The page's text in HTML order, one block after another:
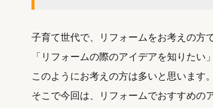
子育て世代で、リフォームをお考えの方
「リフォームの際のアイデアを知りたい
このようにお考えの方は多いと思います。
そこで今回は、リフォームでおすすめの